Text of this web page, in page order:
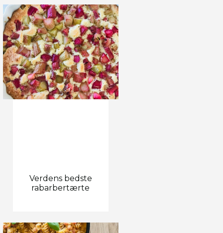
Verdens bedste
rabarbertærte